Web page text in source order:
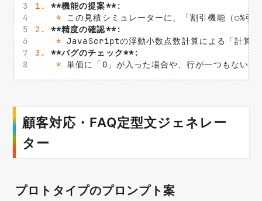
1. **機能の提案**:
* この見積シミュレーターに、「割引機能（○%引
2.
**精度の確認**:
* JavaScriptの浮動小数点数計算による「計算誤
3.
**バグのチェック**:
* 単価に「0」が入った場合や、行が一つもない
顧客対応・FAQ定型文ジェネレー
ター
プロトタイプのプロンプト案